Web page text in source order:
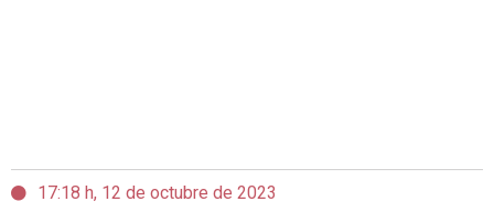
17:18 h, 12 de octubre de 2023